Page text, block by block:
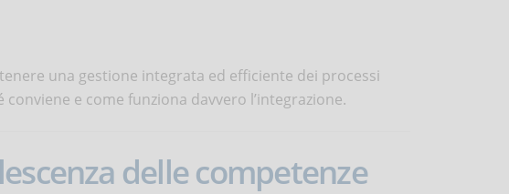
una gestione integrata ed efficiente dei processi
e come funziona davvero l’integrazione.
delle competenze